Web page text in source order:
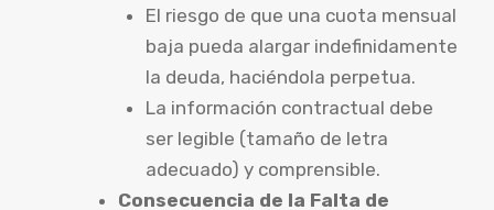
El riesgo de que una cuota mensual
baja pueda alargar indefinidamente
la deuda, haciéndola perpetua.
La información contractual debe
ser legible (tamaño de letra
adecuado) y comprensible.
Consecuencia de la Falta de